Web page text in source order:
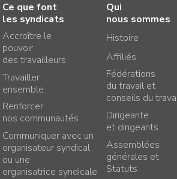
Ce que font
les syndicats
Accroître le
pouvoir
des travailleurs
Travailler
ensemble
Renforcer
nos communautés
Communiquer avec un
organisateur syndical
ou une
organisatrice syndicale
Qui
nous sommes
Histoire
Affiliés
Fédérations
du travail et
conseils du
Dirigeante
et dirigeants
Assemblées
générales et
Statuts